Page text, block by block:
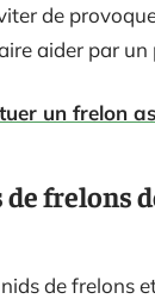
de
aider par un
un frelon
frelons
de frelons